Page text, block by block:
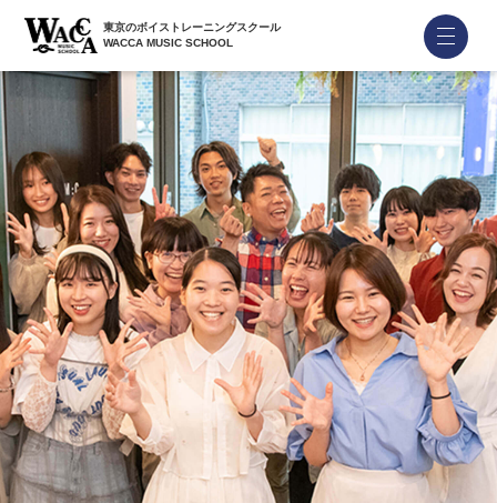
東京のボイストレーニングスクール
WACCA MUSIC SCHOOL